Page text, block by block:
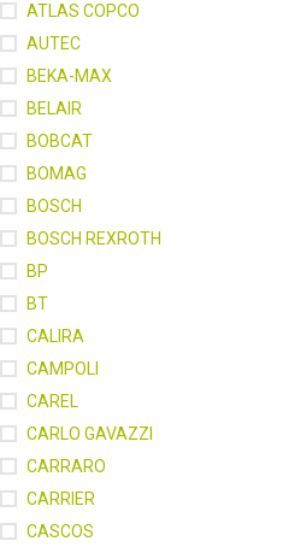
ATLAS COPCO
AUTEC
BEKA-MAX
BELAIR
BOBCAT
BOMAG
BOSCH
BOSCH REXROTH
BP
BT
CALIRA
CAMPOLI
CAREL
CARLO GAVAZZI
CARRARO
CARRIER
CASCOS